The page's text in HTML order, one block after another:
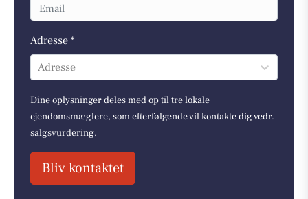
Adresse *
Adresse
Dine oplysninger deles med op til tre lokale
ejendomsmæglere, som efterfølgende vil kontakte dig vedr.
salgsvurdering.
Bliv kontaktet